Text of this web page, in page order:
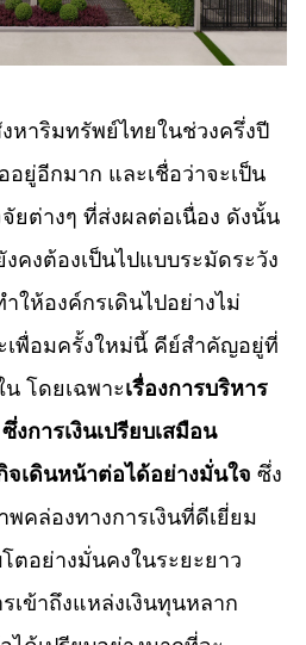
หาริมทรัพย์ไทยในช่วงครึ่งปี
ยู่อีกมาก และเชื่อว่าจะเป็น
ยต่างๆ ที่ส่งผลต่อเนื่อง ดังนั้น
คงต้องเป็นไปแบบระมัดระวัง
ห้องค์กรเดินไปอย่างไม่
เพื่อมครั้งใหม่นี้ คีย์สำคัญอยู่ที่
น โดยเฉพาะเรื่องการบริหาร
งการเงินเปรียบเสมือน
จเดินหน้าต่อได้อย่างมั่นใจ ซึ่ง
คล่องทางการเงินที่ดีเยี่ยม
ตอย่างมั่นคงในระยะยาว
ข้าถึงแหล่งเงินทุนหลาก